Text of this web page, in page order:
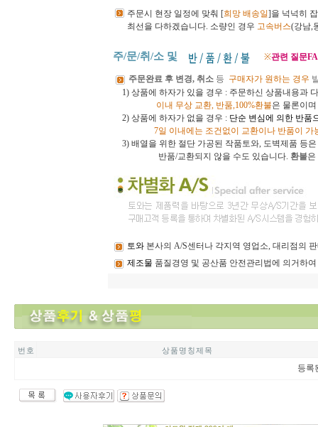
주문시 현장 일정에 맞춰 [희망 배송일]을 넉넉히
최선을 다하겠습니다. 소량인 경우 고속버스(강남,
주/문/취/소 및 ※관련 질문
주문완료 후 변경, 취소등 구매자가 원하는 경우
1) 상품에 하자가 있을 경우 : 주문하신 상품내용과
이내 무상 교환, 반품,100%환불은 물론이며
2) 상품에 하자가 없을 경우 : 단순 변심에 의한 반품
7일 이내에는 조건없이 교환이나 반품이 가
3) 배열을 위한 절단 가공된 작품토와, 도벽제품 등
반품/교환되지 않을 수도 있습니다. 환불은
토와 본사의 A/S센터나 각지역 영업소, 대리점의
제조물 품질경영 및 공산품 안전관리법에 의거하
번 호 상 품 명 칭 제 목
등록